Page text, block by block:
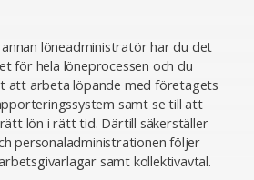
löneadministratör har du det
för hela löneprocessen och du
att arbeta löpande med företagets
samt se till att
lön i rätt tid. Därtill säkerställer
personaladministrationen följer
samt kollektivavtal.